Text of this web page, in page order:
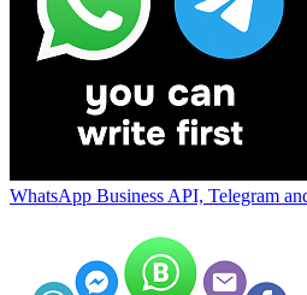
WhatsApp Business API, Telegram